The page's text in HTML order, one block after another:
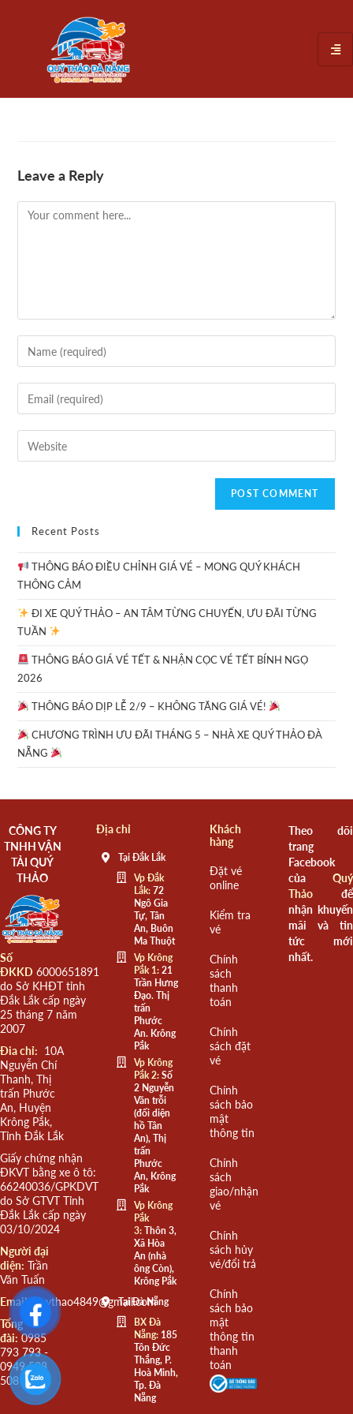
Leave a Reply
Recent Posts
THÔNG BÁO ĐIỀU CHỈNH GIÁ VÉ – MONG QUÝ KHÁCH
THÔNG CẢM
ĐI XE QUÝ THẢO – AN TÂM TỪNG CHUYẾN, ƯU ĐÃI TỪNG
TUẦN
THÔNG BÁO GIÁ VÉ TẾT & NHẬN CỌC VÉ TẾT BÍNH NGỌ
2026
THÔNG BÁO DỊP LỄ 2/9 – KHÔNG TĂNG GIÁ VÉ!
CHƯƠNG TRÌNH ƯU ĐÃI THÁNG 5 – NHÀ XE QUÝ THẢO ĐÀ
NẴNG
CÔNG TY
TNHH VẬN
TẢI QUÝ
THẢO
Số
ĐKKD 6000651891
do Sở KHĐT tỉnh
Đắk Lắk cấp ngày
25 tháng 7 năm
2007
Đia chỉ: 10A
Nguyễn Chí
Thanh, Thị
trấn Phước
An, Huyện
Krông Pắk,
Tỉnh Đắk Lắk
Giấy chứng nhận
ĐKVT bằng xe ô tô:
66240036/GPKDVT
do Sở GTVT Tỉnh
Đắk Lắk cấp ngày
03/10/2024
Người đại
diện: Trần
Văn Tuấn
Email: quythao4849@gmail.com
Tổng
đài:0985
793 793 -
0949 508
508
Địa chỉ
Tại Đắk Lắk
Vp Đắk
Lắk:72
Ngô Gia
Tự, Tân
An, Buôn
Ma Thuột
Vp Krông
Pắk 1:21
Trần Hưng
Đạo. Thị
trấn
Phước
An. Krông
Pắk
Vp Krông
Pắk 2:Số
2 Nguyễn
Văn trỗi
(đối diện
hồ Tân
An), Thị
trấn
Phước
An, Krông
Pắk
Vp Krông
Pắk
3:Thôn 3,
Xã Hòa
An (nhà
ông Còn),
Krông Pắk
Tại Đà Nẵng
BX Đà
Nẵng:185
Tôn Đức
Thắng, P.
Hoà Minh,
Tp. Đà
Nẵng
Khách
hàng
Đặt vé
online
Kiểm tra
vé
Chính
sách
thanh
toán
Chính
sách đặt
vé
Chính
sách bảo
mật
thông tin
Chính
sách
giao/nhận
vé
Chính
sách hủy
vé/đổi trả
Chính
sách bảo
mật
thông tin
thanh
toán
Theo dõi
trang
Facebook
của Quý
Thảođể
nhận khuyến
mãi và tin
tức mới
nhất.